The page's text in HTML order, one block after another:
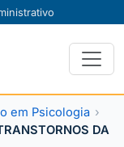
em Psicologia
DA